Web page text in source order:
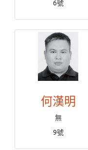
6號
何漢明
無
9號